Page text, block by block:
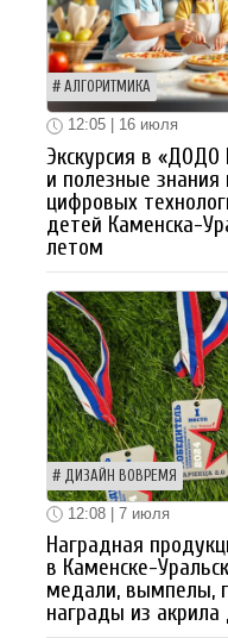
АЛГОРИТМИКА
12:05 | 16 июля
Экскурсия в «ДОДО
и полезные знания
цифровых
детей Каменска-
летом
ДИЗАЙН ВОВРЕМЯ
12:08 | 7 июля
Наградная
в Каменске-
медали, вымпелы,
награды из акрила